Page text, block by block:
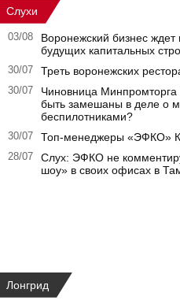
Слухи
03/08
Воронежский бизнес ждет
будущих капитальных
30/07 Треть воронежских
30/07
Чиновница
быть замешаны в деле о
беспилотниками?
30/07 Топ-менеджеры «ЭФКО»
28/07
Слух: ЭФКО не
шоу» в своих офисах в
Лонгрид